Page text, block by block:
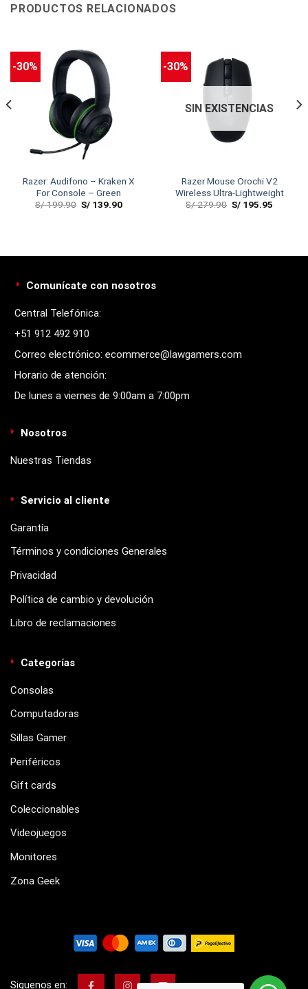
PRODUCTOS RELACIONADOS
-30%
Razer: Audifono – Kraken X
For Console – Green
S/199.90 S/ 139.90
-30%
SIN EXISTENCIAS
Razer Mouse Orochi V2
Wireless Ultra-Lightweight
S/279.90 S/ 195.95
Comunícate con nosotros
Central Telefónica:
+51 912 492 910
Correo electrónico: ecommerce@lawgamers.com
Horario de atención:
De lunes a viernes de 9:00am a 7:00pm
Nosotros
Nuestras Tiendas
Servicio al cliente
Garantía
Términos y condiciones Generales
Privacidad
Política de cambio y devolución
Libro de reclamaciones
Categorías
Consolas
Computadoras
Sillas Gamer
Periféricos
Gift cards
Coleccionables
Videojuegos
Monitores
Zona Geek
Siguenos en: